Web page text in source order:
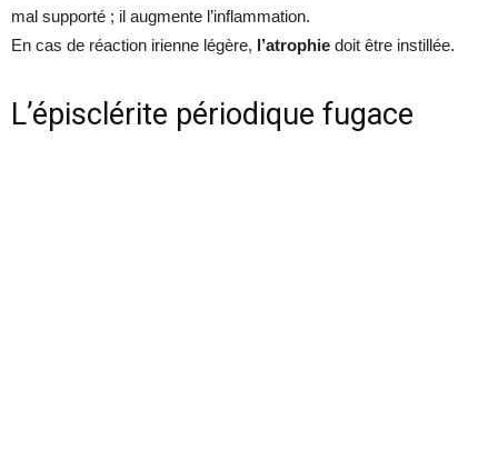
mal supporté ; il augmente l’inflammation.
En cas de réaction irienne légère, l’atrophie doit être instillée.
L’épisclérite périodique fugace